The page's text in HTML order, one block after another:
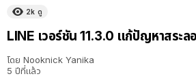
2k ดู
LINE เวอร์ชัน 11.3.0 แก้ปัญหาสระล
โดย Nooknick Yanika
5 ปีที่แล้ว